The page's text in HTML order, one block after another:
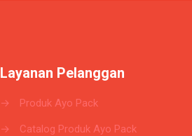
Layanan Pelanggan
→ Produk Ayo Pack
→ Catalog Produk Ayo Pack